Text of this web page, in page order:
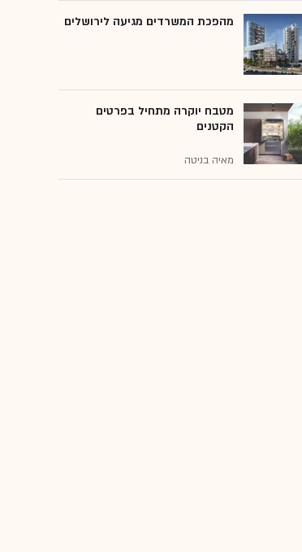
מהפכת המשרדים מגיעה לירושלים
מטבח יוקרה מתחיל בפרטים
הקטנים
מאיה בניטה